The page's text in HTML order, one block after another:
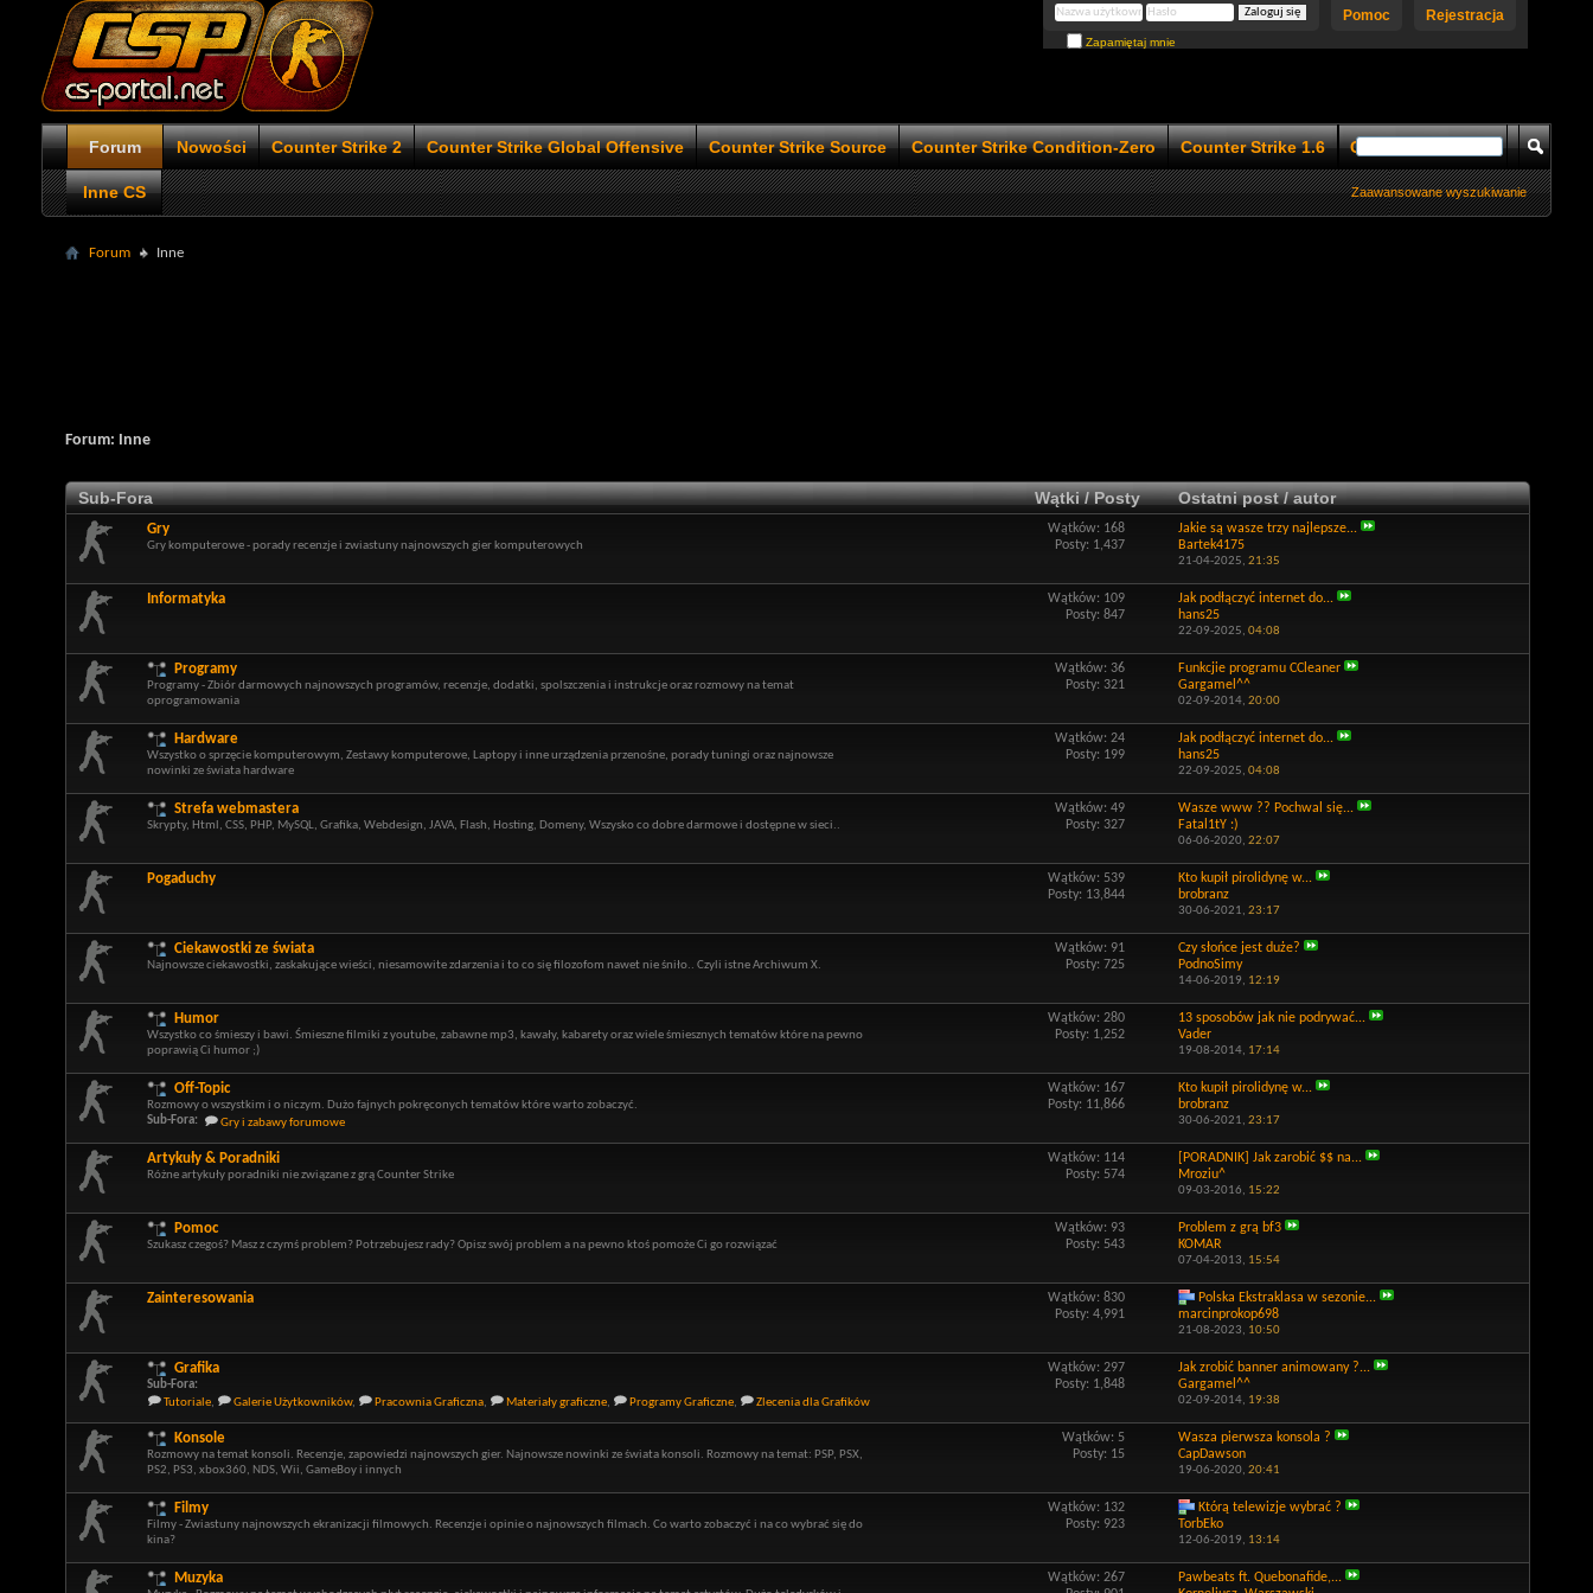
Rejestracja
Pomoc
Zapamiętaj mnie
Forum Nowości Counter Strike 2 Counter Strike Global Offensive Counter Strike Source Counter Strike Condition-Zero Counter Strike 1.6 Counter Strike 1.5
Inne CS Zaawansowane wyszukiwanie
Forum Inne
Forum: Inne
Sub-Fora Wątki / Posty Ostatni post / autor
Gry
Gry komputerowe - porady recenzje i zwiastuny najnowszych gier komputerowych
Wątków: 168
Posty: 1,437
Jakie są wasze trzy najlepsze...
Bartek4175
21-04-2025, 21:35
Informatyka
Wątków: 109
Posty: 847
Jak podłączyć internet do...
hans25
22-09-2025, 04:08
Programy
Programy - Zbiór darmowych najnowszych programów, recenzje, dodatki, spolszczenia i instrukcje oraz rozmowy na temat
oprogramowania
Wątków: 36
Posty: 321
Funkcjie programu CCleaner
Gargamel^^
02-09-2014, 20:00
Hardware
Wszystko o sprzęcie komputerowym, Zestawy komputerowe, Laptopy i inne urządzenia przenośne, porady tuningi oraz najnowsze
nowinki ze świata hardware
Wątków: 24
Posty: 199
Jak podłączyć internet do...
hans25
22-09-2025, 04:08
Strefa webmastera
Skrypty, Html, CSS, PHP, MySQL, Grafika, Webdesign, JAVA, Flash, Hosting, Domeny, Wszysko co dobre darmowe i dostępne w sieci..
Wątków: 49
Posty: 327
Wasze www ?? Pochwal się...
Fatal1tY :)
06-06-2020, 22:07
Pogaduchy
Wątków: 539
Posty: 13,844
Kto kupił pirolidynę w...
brobranz
30-06-2021, 23:17
Ciekawostki ze świata
Najnowsze ciekawostki, zaskakujące wieści, niesamowite zdarzenia i to co się filozofom nawet nie śniło.. Czyli istne Archiwum X.
Wątków: 91
Posty: 725
Czy słońce jest duże?
PodnoSimy
14-06-2019, 12:19
Humor
Wszystko co śmieszy i bawi. Śmieszne filmiki z youtube, zabawne mp3, kawały, kabarety oraz wiele śmiesznych tematów które na pewno
poprawią Ci humor ;)
Wątków: 280
Posty: 1,252
13 sposobów jak nie podrywać...
Vader
19-08-2014, 17:14
Off-Topic
Rozmowy o wszystkim i o niczym. Dużo fajnych pokręconych tematów które warto zobaczyć.
Sub-Fora:
Gry i zabawy forumowe
Wątków: 167
Posty: 11,866
Kto kupił pirolidynę w...
brobranz
30-06-2021, 23:17
Artykuły & Poradniki
Różne artykuły poradniki nie związane z grą Counter Strike
Wątków: 114
Posty: 574
[PORADNIK] Jak zarobić $$ na...
Mroziu^
09-03-2016, 15:22
Pomoc
Szukasz czegoś? Masz z czymś problem? Potrzebujesz rady? Opisz swój problem a na pewno ktoś pomoże Ci go rozwiązać
Wątków: 93
Posty: 543
Problem z grą bf3
KOMAR
07-04-2013, 15:54
Zainteresowania
Wątków: 830
Posty: 4,991
Polska Ekstraklasa w sezonie...
marcinprokop698
21-08-2023, 10:50
Grafika
Sub-Fora:
Tutoriale, Galerie Użytkowników, Pracownia Graficzna, Materiały graficzne, Programy Graficzne, Zlecenia dla Grafików
Wątków: 297
Posty: 1,848
Jak zrobić banner animowany ?...
Gargamel^^
02-09-2014, 19:38
Konsole
Rozmowy na temat konsoli. Recenzje, zapowiedzi najnowszych gier. Najnowsze nowinki ze świata konsoli. Rozmowy na temat: PSP, PSX,
PS2, PS3, xbox360, NDS, Wii, GameBoy i innych
Wątków: 5
Posty: 15
Wasza pierwsza konsola ?
CapDawson
19-06-2020, 20:41
Filmy
Filmy - Zwiastuny najnowszych ekranizacji filmowych. Recenzje i opinie o najnowszych filmach. Co warto zobaczyć i na co wybrać się do
kina?
Wątków: 132
Posty: 923
Którą telewizje wybrać ?
TorbEko
12-06-2019, 13:14
Muzyka
Wątków: 267
Pawbeats ft. Quebonafide,...